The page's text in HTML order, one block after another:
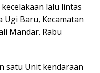
lalu lintas
Ugi Baru, Kecamatan
Mandar. Rabu
satu Unit kendaraan